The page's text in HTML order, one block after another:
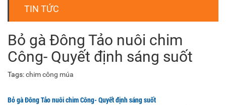
TIN TỨC
Bỏ gà Đông Tảo nuôi chim
Công- Quyết định sáng suốt
Tags:chim công múa
Bỏ gà Đông Tảo nuôi chim Công- Quyết định sáng suốt